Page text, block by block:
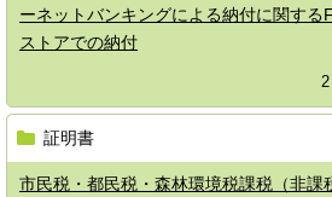
ーネットバンキングによる納付に関する
ストアでの納付
証明書
市民税・都民税・森林環境税課税（非課